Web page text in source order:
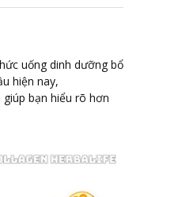
uống dinh dưỡng bổ
hiện nay,
giúp bạn hiểu rõ hơn